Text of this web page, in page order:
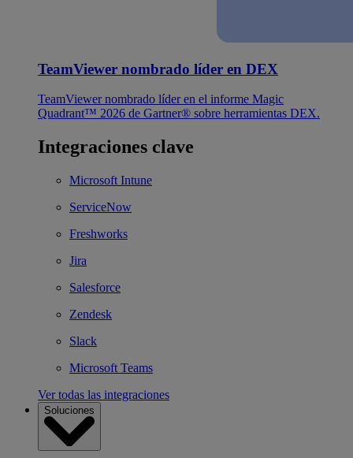
TeamViewer nombrado líder en DEX
TeamViewer nombrado líder en el informe Magic
Quadrant™ 2026 de Gartner® sobre herramientas DEX.
Integraciones clave
Microsoft Intune
ServiceNow
Freshworks
Jira
Salesforce
Zendesk
Slack
Microsoft Teams
Ver todas las integraciones
Soluciones